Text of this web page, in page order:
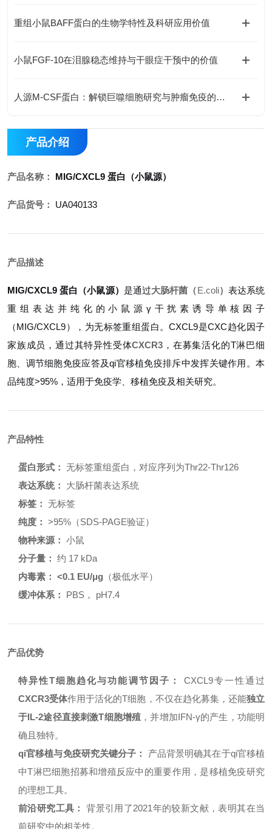
重组小鼠BAFF蛋白的生物学特性及科研应用价值
小鼠FGF-10在泪腺稳态维持与干眼症干预中的价值
人源M-CSF蛋白：解锁巨噬细胞研究与肿瘤免疫的科研密钥
产品介绍
产品名称： MIG/CXCL9 蛋白（小鼠源）
产品货号： UA040133
产品描述
MIG/CXCL9 蛋白（小鼠源） 是通过大肠杆菌（E.coli） 表达系统
重组表达并纯化的小鼠源γ干扰素诱导单核因子
（MIG/CXCL9），为无标签重组蛋白。CXCL9是CXC趋化因子
家族成员，通过其特异性受体CXCR3 ，在募集活化的T淋巴细
胞、调节细胞免疫应答及qi官移植免疫排斥中发挥关键作用。本
品纯度>95%，适用于免疫学、移植免疫及相关研究。
产品特性
蛋白形式： 无标签重组蛋白，对应序列为Thr22-Thr126
表达系统：
大肠杆菌表达系统
标签： 无标签
纯度： >95%（SDS-PAGE验证）
物种来源： 小鼠
分子量： 约 17 kDa
内毒素： <0.1 EU/μg （极低水平）
缓冲体系：
PBS， pH7.4
产品优势
特异性T细胞趋化与功能调节因子：
CXCL9专一性通过
CXCR3受体作用于活化的T细胞，不仅在趋化募集，还能独立
于IL-2途径直接刺激T细胞增殖 ，并增加IFN-γ的产生，功能明
确且独特。
qi官移植与免疫研究关键分子：
产品背景明确其在于qi官移植
中T淋巴细胞招募和增殖反应中的重要作用，是移植免疫研究
的理想工具。
前沿研究工具：
背景引用了2021年的较新文献，表明其在当
前研究中的相关性。